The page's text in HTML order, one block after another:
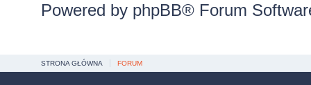
Powered by phpBB® Forum
STRONA GŁÓWNA FORUM